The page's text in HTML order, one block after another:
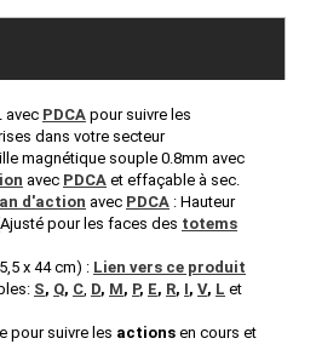
avec PDCA pour suivre les
dans votre secteur
magnétique souple 0.8mm avec
avec PDCA et effaçable à sec.
d'action avec PDCA : Hauteur
pour les faces des totems
x 44 cm) : Lien vers ce produit
S, Q, C, D, M, P, E, R, I, V, L et
pour suivre les actions en cours et